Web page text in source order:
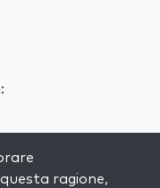
ragione,